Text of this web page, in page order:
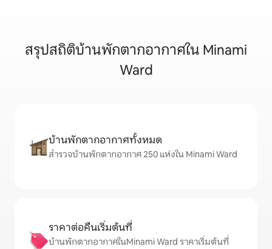
สรุปสถิติบ้านพักตากอากาศใน Minami
Ward
บ้านพักตากอากาศทั้งหมด
สำรวจบ้านพักตากอากาศ 250 แห่งใน Minami Ward
ราคาต่อคืนเริ่มต้นที่
บ้านพักตากอากาศในMinami Ward ราคาเริ่มต้นที่